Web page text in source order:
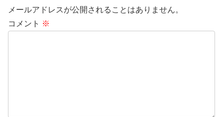
メールアドレスが公開されることはありません。
コメント ※